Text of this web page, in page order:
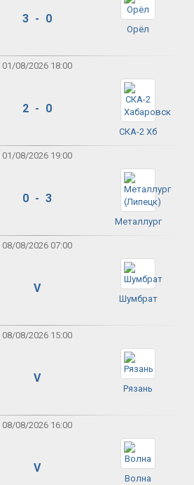
3 - 0
Орёл
01/08/2026 18:00
2 - 0
СКА-2 Хб
01/08/2026 19:00
0 - 3
Металлург
08/08/2026 07:00
V
Шумбрат
08/08/2026 15:00
V
Рязань
08/08/2026 16:00
V
Волна